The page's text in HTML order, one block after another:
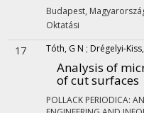
Budapest,
Oktatási
17 Tóth, G N ; Drégelyi-
Analysis of
of cut surfaces
POLLACK PERIODICA: